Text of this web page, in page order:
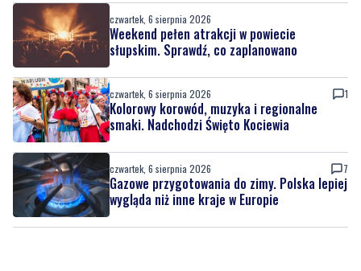
czwartek, 6 sierpnia 2026
Kolorowy korowód, muzyka i regionalne
czwartek, 6 sierpnia 2026
Gazowe przygotowania do zimy. Polska lepiej